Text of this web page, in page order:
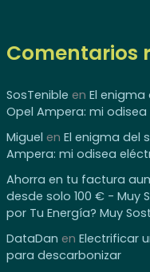
Comentarios
SosTenible en El
Opel Ampera: mi
Miguel en El enigma del
Ampera: mi odisea
Ahorra en tu factura
desde solo 100 € - Muy
por Tu Energía? Muy
DataDan en Electrificar
para descarbonizar